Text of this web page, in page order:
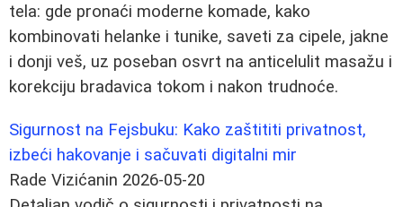
tela: gde pronaći moderne komade, kako
kombinovati helanke i tunike, saveti za cipele, jakne
i donji veš, uz poseban osvrt na anticelulit masažu i
korekciju bradavica tokom i nakon trudnoće.
Sigurnost na Fejsbuku: Kako zaštititi privatnost,
izbeći hakovanje i sačuvati digitalni mir
Rade Vizićanin 2026-05-20